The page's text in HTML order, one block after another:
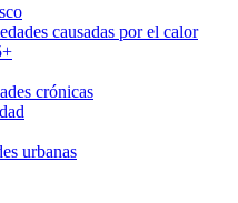
causadas por el calor
crónicas
urbanas